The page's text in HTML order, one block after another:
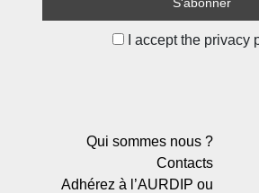
I accept the privacy
Qui sommes nous ?
Contacts
Adhérez à l’AURDIP ou